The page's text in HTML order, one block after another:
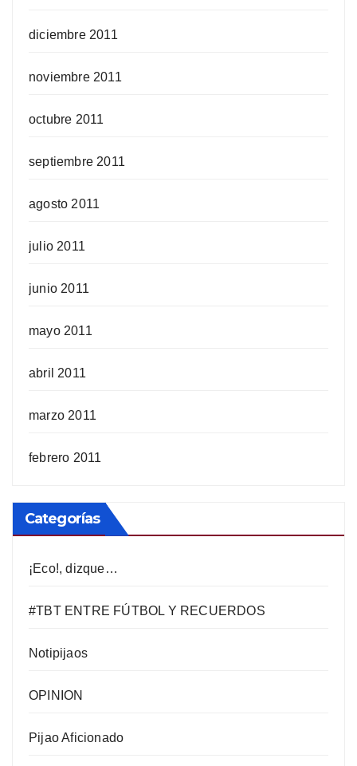
diciembre 2011
noviembre 2011
octubre 2011
septiembre 2011
agosto 2011
julio 2011
junio 2011
mayo 2011
abril 2011
marzo 2011
febrero 2011
Categorías
¡Eco!, dizque…
#TBT ENTRE FÚTBOL Y RECUERDOS
Notipijaos
OPINION
Pijao Aficionado